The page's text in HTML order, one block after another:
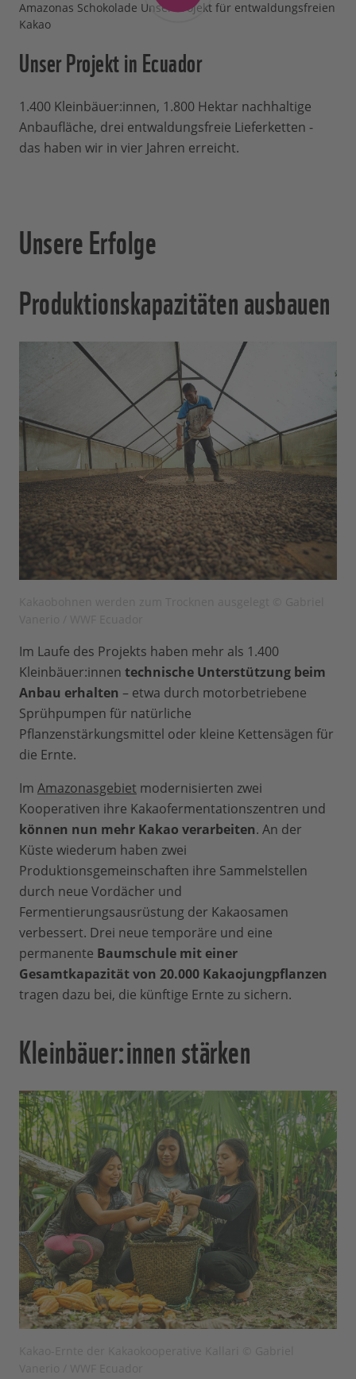
Amazonas Schokolade Unser Projekt für entwaldungsfreien
Kakao
Unser Projekt in Ecuador
1.400 Kleinbäuer:innen, 1.800 Hektar nachhaltige
Anbaufläche, drei entwaldungsfreie Lieferketten -
das haben wir in vier Jahren erreicht.
Unsere Erfolge
Produktionskapazitäten ausbauen
Im Laufe des Projekts haben mehr als 1.400
Kleinbäuer:innen technische Unterstützung beim
Anbau erhalten – etwa durch motorbetriebene
Sprühpumpen für natürliche
Pflanzenstärkungsmittel oder kleine Kettensägen für
die Ernte.
Im Amazonasgebiet modernisierten zwei
Kooperativen ihre Kakaofermentationszentren und
können nun mehr Kakao verarbeiten. An der
Küste wiederum haben zwei
Produktionsgemeinschaften ihre Sammelstellen
durch neue Vordächer und
Fermentierungsausrüstung der Kakaosamen
verbessert. Drei neue temporäre und eine
permanente Baumschule mit einer
Gesamtkapazität von 20.000 Kakaojungpflanzen
tragen dazu bei, die künftige Ernte zu sichern.
Kleinbäuer:innen stärken